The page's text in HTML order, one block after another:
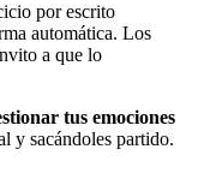
por escrito
automática. Los
a que lo
tus emociones
y sacándoles partido.